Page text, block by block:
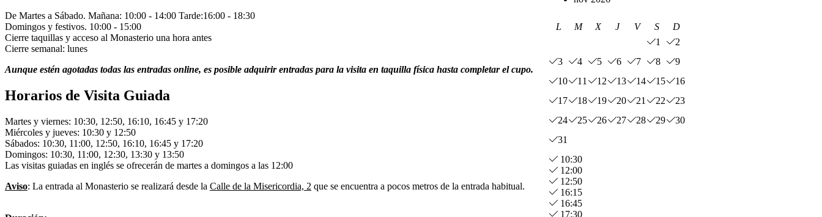
De Martes a Sábado. Mañana: 10:00 - 14:00 Tarde:16:00 - 18:30
Domingos y festivos. 10:00 - 15:00
Cierre taquillas y acceso al Monasterio una hora antes
Cierre semanal: lunes
Aunque estén agotadas todas las entradas online, es posible adquirir entradas para la visita en taquilla física hasta completar el cupo.
Horarios de Visita Guiada
Martes y viernes: 10:30, 12:50, 16:10, 16:45 y 17:20
Miércoles y jueves: 10:30 y 12:50
Sábados: 10:30, 11:00, 12:50, 16:10, 16:45 y 17:20
Domingos: 10:30, 11:00, 12:30, 13:30 y 13:50
Las visitas guiadas en inglés se ofrecerán de martes a domingos a las 12:00
Aviso: La entrada al Monasterio se realizará desde la Calle de la Misericordia, 2 que se encuentra a pocos metros de la entrada habitual.
L M X J V S
D
1
2
3
4 5 6 7 8
9
10
11 12 13 14 15
16
17
18 19 20 21 22
23
24
25 26 27 28 29
30
31
10:30
12:00
12:50
16:15
16:45
17:30